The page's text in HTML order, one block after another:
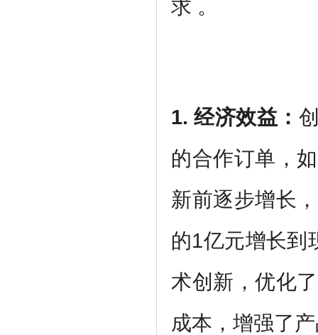
求 。
1.经济效益 ：
的合作订单，
新前逐步增长
的1亿元增长到
术创新，优化
成本，增强了